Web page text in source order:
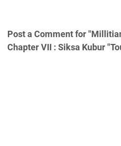
Post a Comment for
Chapter VII : Siksa Kubur